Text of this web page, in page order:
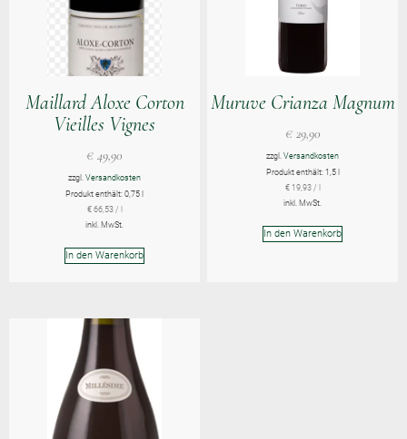
Maillard Aloxe Corton
Vieilles Vignes
€ 49,90
zzgl. Versandkosten
Produkt enthält: 0,75
€66,53/
inkl. MwSt.
In den Warenkorb
Muruve Crianza Magnum
€29,90
zzgl. Versandkosten
Produkt enthält: 1,5
€19,93/
inkl. MwSt.
In den Warenkorb